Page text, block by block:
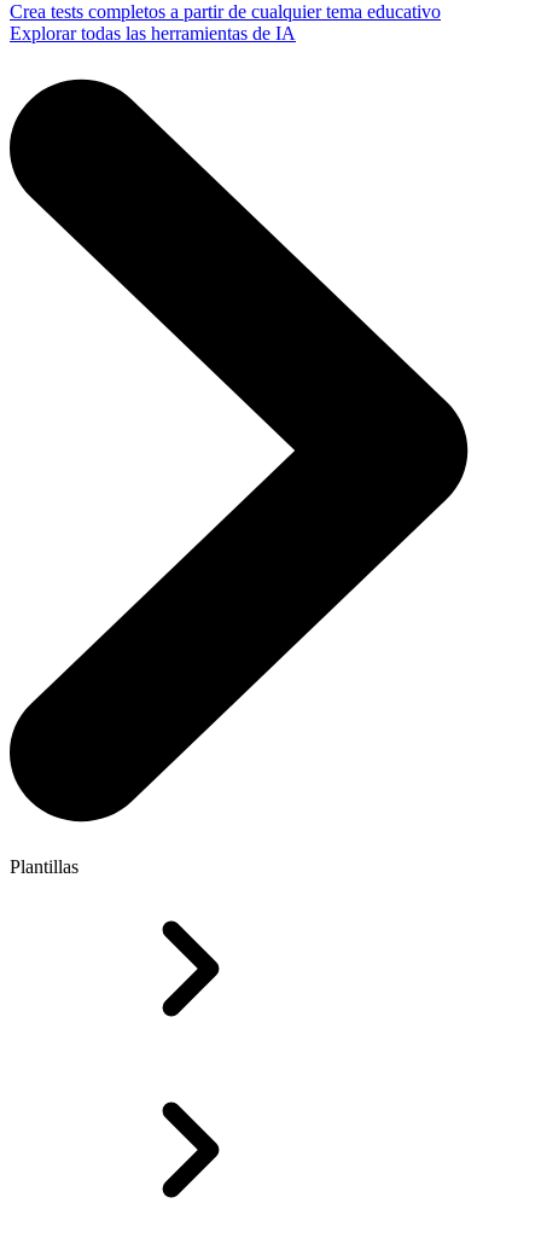
Crea tests completos a partir de cualquier tema educativo
Explorar todas las herramientas de IA
Plantillas